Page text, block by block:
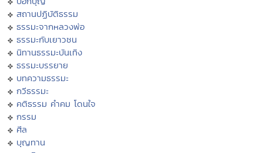
สถานปฏิบัติธรรม
ธรรมะจากหลวงพ่อ
ธรรมะกับเยาวชน
นิทานธรรมะบันเทิง
ธรรมะบรรยาย
บทความธรรมะ
กวีธรรมะ
คติธรรม คำคม โดนใจ
กรรม
ศีล
บุญทาน